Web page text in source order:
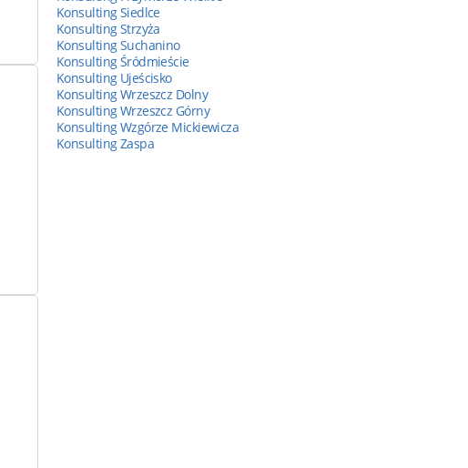
Konsulting Siedlce
Konsulting Strzyża
Konsulting Suchanino
Konsulting Śródmieście
Konsulting Ujeścisko
Konsulting Wrzeszcz Dolny
Konsulting Wrzeszcz Górny
Konsulting Wzgórze Mickiewicza
Konsulting Zaspa